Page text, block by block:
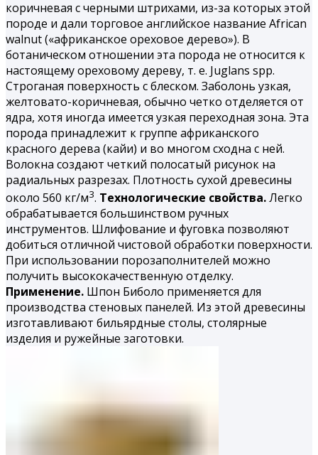
коричневая с черными штрихами, из-за которых этой
породе и дали торговое английское название African
walnut («африканское ореховое дерево»). В
ботаническом отношении эта порода не относится к
настоящему ореховому дереву, т. е. Juglans spp.
Строганая поверхность с блеском. Заболонь узкая,
желтовато-коричневая, обычно четко отделяется от
ядра, хотя иногда имеется узкая переходная зона. Эта
порода принадлежит к группе африканского
красного дерева (кайи) и во многом сходна с ней.
Волокна создают четкий полосатый рисунок на
радиальных разрезах. Плотность сухой древесины
около 560 кг/м3. Технологические свойства.Легко
обрабатывается большинством ручных
инструментов. Шлифование и фуговка позволяют
добиться отличной чистовой обработки поверхности.
При использовании порозаполнителей можно
получить высококачественную отделку.
Применение. Шпон Биболо применяется для
производства стеновых панелей. Из этой древесины
изготавливают бильярдные столы, столярные
изделия и ружейные заготовки.